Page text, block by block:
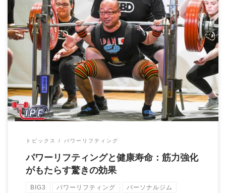
皆さん、こんにちは！パーソナルトレーニングジムBrainのトレ
ーナー、大石です。 今回は、「パワーリ […]
トピックス パワーリフティング
パワーリフティングと健康寿命：筋力強化
がもたらす驚きの効果
BIG3 パワーリフティング パーソナルジム